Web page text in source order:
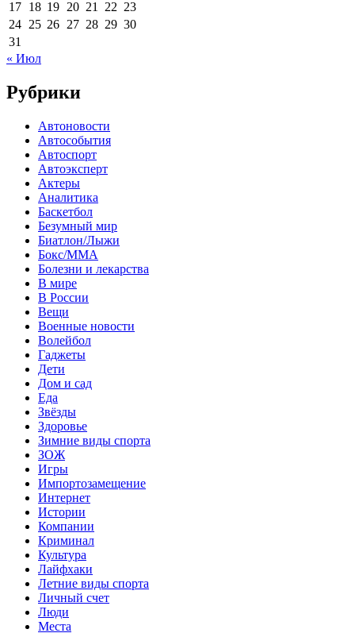
17 18 19 20 21 22 23
24 25 26 27 28 29 30
31
« Июл
Рубрики
Автоновости
Автособытия
Автоспорт
Автоэксперт
Актеры
Аналитика
Баскетбол
Безумный мир
Биатлон/Лыжи
Бокс/MMA
Болезни и лекарства
В мире
В России
Вещи
Военные новости
Волейбол
Гаджеты
Дети
Дом и сад
Еда
Звёзды
Здоровье
Зимние виды спорта
ЗОЖ
Игры
Импортозамещение
Интернет
Истории
Компании
Криминал
Культура
Лайфхаки
Летние виды спорта
Личный счет
Люди
Места